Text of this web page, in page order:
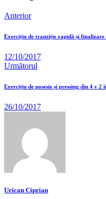
Anterior
Exercițiu de tranziție rapidă și finalizare
12/10/2017
Următorul
Exercițiu de posesie și pressing din 4 v 2
26/10/2017
Urican Ciprian